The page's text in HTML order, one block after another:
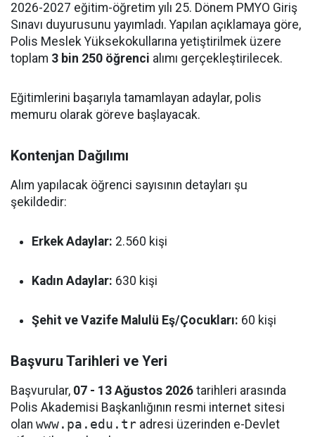
2026-2027 eğitim-öğretim yılı 25. Dönem PMYO Giriş
Sınavı duyurusunu yayımladı. Yapılan açıklamaya göre,
Polis Meslek Yüksekokullarına yetiştirilmek üzere
toplam 3 bin 250 öğrenci alımı gerçekleştirilecek.
Eğitimlerini başarıyla tamamlayan adaylar, polis
memuru olarak göreve başlayacak.
Kontenjan Dağılımı
Alım yapılacak öğrenci sayısının detayları şu
şekildedir:
Erkek Adaylar: 2.560 kişi
Kadın Adaylar: 630 kişi
Şehit ve Vazife Malulü Eş/Çocukları: 60 kişi
Başvuru Tarihleri ve Yeri
Başvurular, 07 - 13 Ağustos 2026 tarihleri arasında
Polis Akademisi Başkanlığının resmi internet sitesi
olan www.pa.edu.tr adresi üzerinden e-Devlet